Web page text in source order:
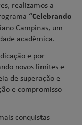
realizamos a
“Celebrando
Campinas, um
acadêmica.
e por
novos limites e
de superação e
e compromisso
conquistas